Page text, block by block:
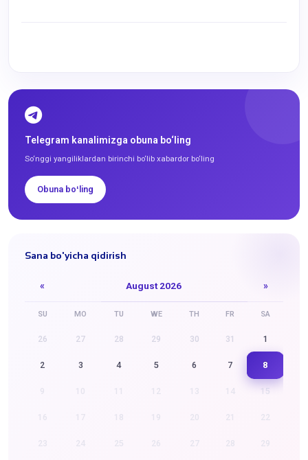
Telegram kanalimizga obuna bo‘ling
So‘nggi yangiliklardan birinchi bo‘lib xabardor bo‘ling
Obuna boʻling
Sana bo'yicha qidirish
« August 2026 »
SU MO TU WE TH FR SA
26 27 28 29 30 31 1
2 3 4 5 6 7 8
15
21 22
27 28 29